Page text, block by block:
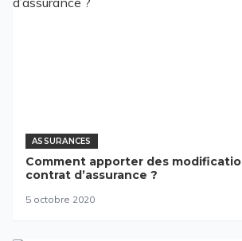
ASSURANCES
Comment apporter des
contrat d’assurance ?
5 octobre 2020